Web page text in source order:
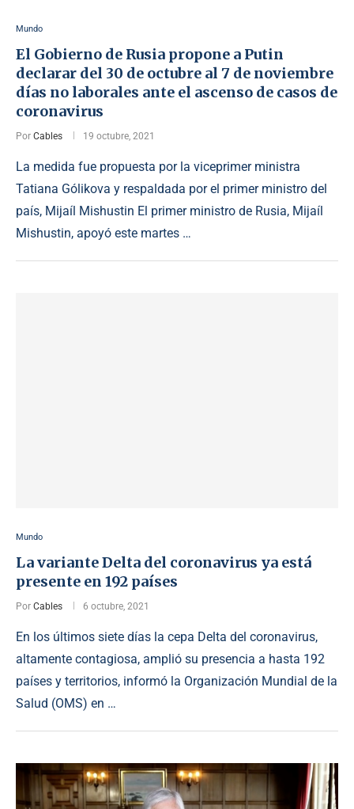
Mundo
El Gobierno de Rusia propone a Putin
declarar del 30 de octubre al 7 de noviembre
días no laborales ante el ascenso de casos de
coronavirus
Por Cables 19 octubre, 2021
La medida fue propuesta por la viceprimer ministra
Tatiana Gólikova y respaldada por el primer ministro del
país, Mijaíl Mishustin El primer ministro de Rusia, Mijaíl
Mishustin, apoyó este martes …
Mundo
La variante Delta del coronavirus ya está
presente en 192 países
Por Cables 6 octubre, 2021
En los últimos siete días la cepa Delta del coronavirus,
altamente contagiosa, amplió su presencia a hasta 192
países y territorios, informó la Organización Mundial de la
Salud (OMS) en …